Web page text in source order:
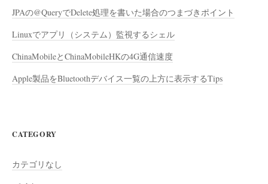
JPAの@QueryでDelete処理を書いた場合のつまづきポイント
Linuxでアプリ（システム）監視するシェル
ChinaMobileとChinaMobileHKの4G通信速度
Apple製品をBluetoothデバイス一覧の上方に表示するTips
CATEGORY
カテゴリなし